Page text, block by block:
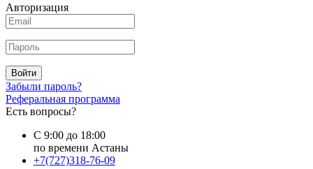
Авторизация
Войти
Забыли пароль?
Реферальная программа
Есть вопросы?
С 9:00 до 18:00
по времени Астаны
+7(727)318-76-09